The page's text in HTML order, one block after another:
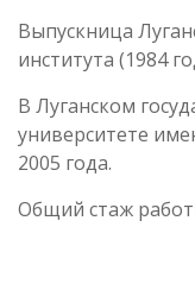
Выпускница
института (1984
В Луганском
университете
2005 года.
Общий стаж